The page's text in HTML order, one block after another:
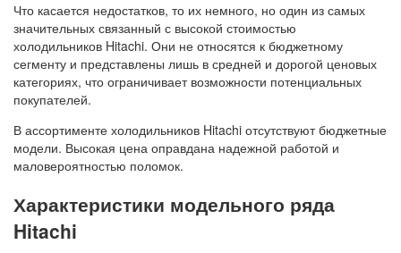
Что касается недостатков, то их немного, но один из самых
значительных связанный с высокой стоимостью
холодильников Hitachi. Они не относятся к бюджетному
сегменту и представлены лишь в средней и дорогой ценовых
категориях, что ограничивает возможности потенциальных
покупателей.
В ассортименте холодильников Hitachi отсутствуют бюджетные
модели. Высокая цена оправдана надежной работой и
маловероятностью поломок.
Характеристики модельного ряда
Hitachi